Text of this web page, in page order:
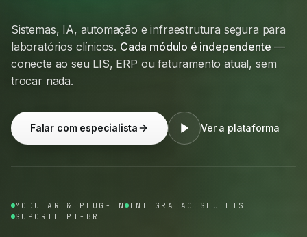
Sistemas, IA, automação e infraestrutura segura para
laboratórios clínicos. Cada módulo é independente —
conecte ao seu LIS, ERP ou faturamento atual, sem
trocar nada.
Falar com especialista Ver a plataforma
MODULAR & PLUG-IN INTEGRA AO SEU LIS
SUPORTE PT-BR